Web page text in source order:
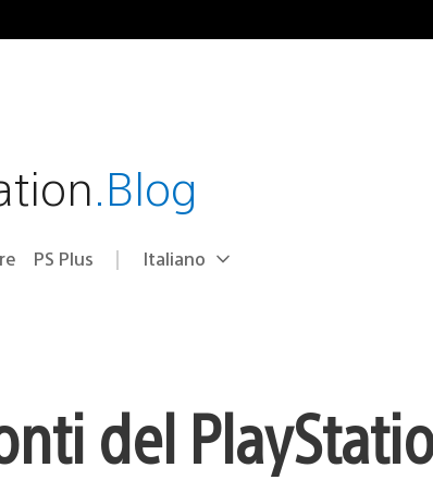
.Blog
PS Plus Seleziona
Regione
Italiano
del